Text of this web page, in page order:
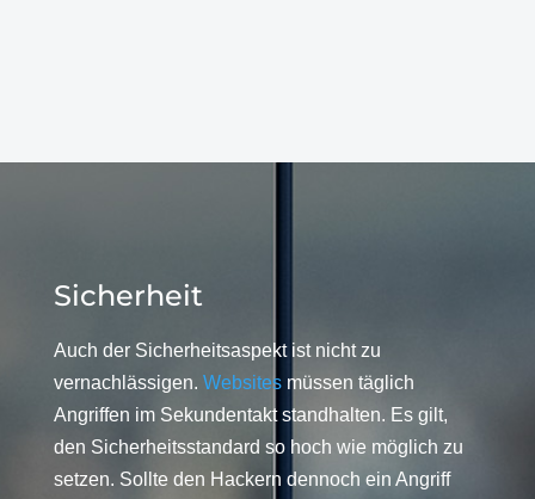
Sicherheit
Auch der Sicherheitsaspekt ist nicht zu
vernachlässigen. Websitesmüssen täglich
Angriffen im Sekundentakt standhalten. Es gilt,
den Sicherheitsstandard so hoch wie möglich zu
setzen. Sollte den Hackern dennoch ein Angriff